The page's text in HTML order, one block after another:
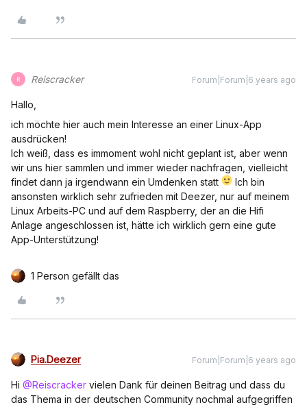
R Reiscracker Forum|Forum|6 years ago
Hallo,
ich möchte hier auch mein Interesse an einer Linux-App
ausdrücken!
Ich weiß, dass es immoment wohl nicht geplant ist, aber wenn
wir uns hier sammlen und immer wieder nachfragen, vielleicht
findet dann ja irgendwann ein Umdenken statt
Ich bin
ansonsten wirklich sehr zufrieden mit Deezer, nur auf meinem
Linux Arbeits-PC und auf dem Raspberry, der an die Hifi
Anlage angeschlossen ist, hätte ich wirklich gern eine gute
App-Unterstützung!
1 Person gefällt das
Pia.Deezer Forum|Forum|6 years ago
Hi @Reiscracker vielen Dank für deinen Beitrag und dass du
das Thema in der deutschen Community nochmal aufgegriffen